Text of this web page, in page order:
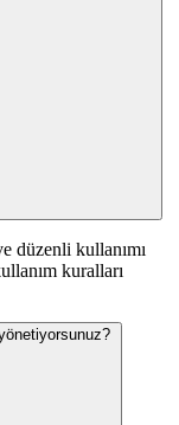
düzenli kullanımı
kuralları